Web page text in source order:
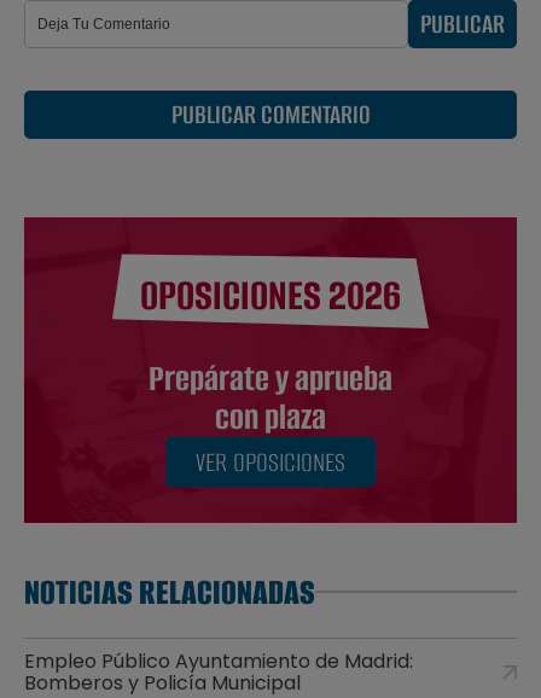
PUBLICAR
PUBLICAR COMENTARIO
OPOSICIONES 2026
Prepárate y aprueba
con plaza
VER OPOSICIONES
NOTICIAS RELACIONADAS
Empleo Público Ayuntamiento de Madrid:
Bomberos y Policía Municipal